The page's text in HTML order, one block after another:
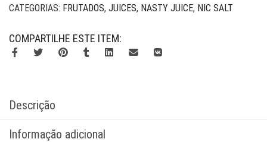
CATEGORIAS: FRUTADOS, JUICES, NASTY JUICE, NIC SALT
COMPARTILHE ESTE ITEM:
Descrição
Informação adicional